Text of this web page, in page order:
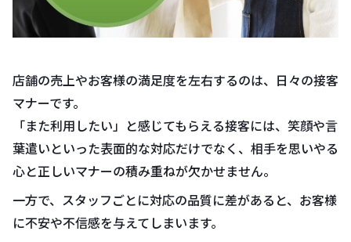
店舗の売上やお客様の満足度を左右するのは、日々の接客
マナーです。
「また利用したい」と感じてもらえる接客には、笑顔や言
葉遣いといった表面的な対応だけでなく、相手を思いやる
心と正しいマナーの積み重ねが欠かせません。
一方で、スタッフごとに対応の品質に差があると、お客様
に不安や不信感を与えてしまいます。